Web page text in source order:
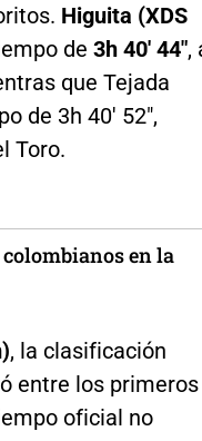
Higuita (XDS
de 3h 40' 44",
que Tejada
de 3h 40' 52",
Toro.
en la
, la clasificación
entre los primeros
oficial no